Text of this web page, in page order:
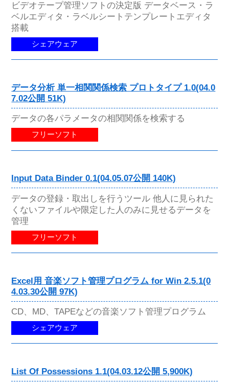
ビデオテープ管理ソフトの決定版 データベース・ラ
ベルエディタ・ラベルシートテンプレートエディタ
搭載
シェアウェア
データ分析 単一相関関係検索 プロトタイプ 1.0(04.0
7.02公開 51K)
データの各パラメータの相関関係を検索する
フリーソフト
Input Data Binder 0.1(04.05.07公開 140K)
データの登録・取出しを行うツール 他人に見られた
くないファイルや限定した人のみに見せるデータを
管理
フリーソフト
Excel用 音楽ソフト管理プログラム for Win 2.5.1(0
4.03.30公開 97K)
CD、MD、TAPEなどの音楽ソフト管理プログラム
シェアウェア
List Of Possessions 1.1(04.03.12公開 5,900K)